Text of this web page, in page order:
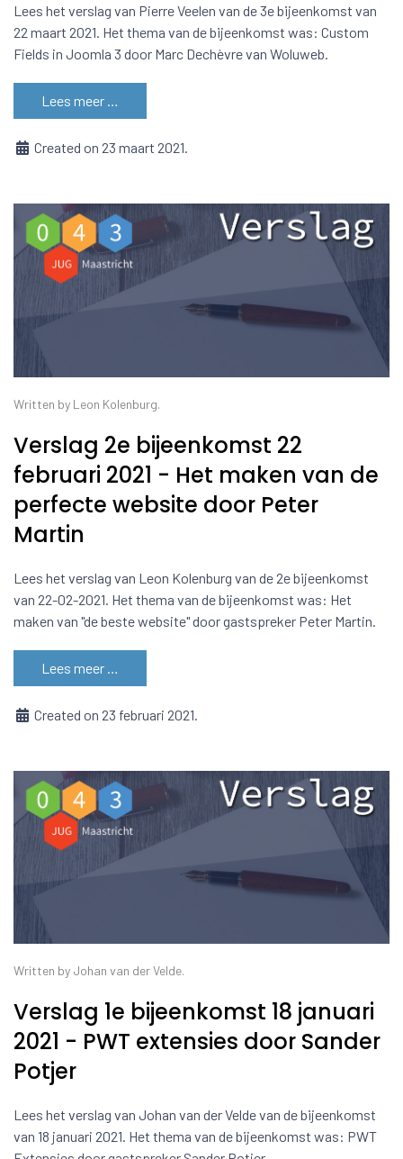
Lees het verslag van Pierre Veelen van de 3e bijeenkomst van
22 maart 2021. Het thema van de bijeenkomst was: Custom
Fields in Joomla 3 door Marc Dechèvre van Woluweb.
Lees meer …
Created on 23 maart 2021.
Written by Leon Kolenburg.
Verslag 2e bijeenkomst 22
februari 2021 - Het maken van de
perfecte website door Peter
Martin
Lees het verslag van Leon Kolenburg van de 2e bijeenkomst
van 22-02-2021. Het thema van de bijeenkomst was: Het
maken van "de beste website" door gastspreker Peter Martin.
Lees meer …
Created on 23 februari 2021.
Written by Johan van der Velde.
Verslag 1e bijeenkomst 18 januari
2021 - PWT extensies door Sander
Potjer
Lees het verslag van Johan van der Velde van de bijeenkomst
van 18 januari 2021. Het thema van de bijeenkomst was: PWT